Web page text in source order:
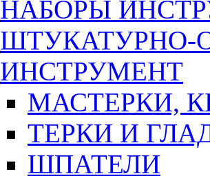
НАБОРЫ
ШТУКАТУРНО-
ИНСТРУМЕНТ
МАСТЕРКИ,
ТЕРКИ И
ШПАТЕЛИ